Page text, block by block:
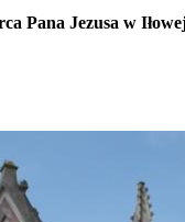
Pana Jezusa w